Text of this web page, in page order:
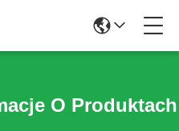
O Produktach